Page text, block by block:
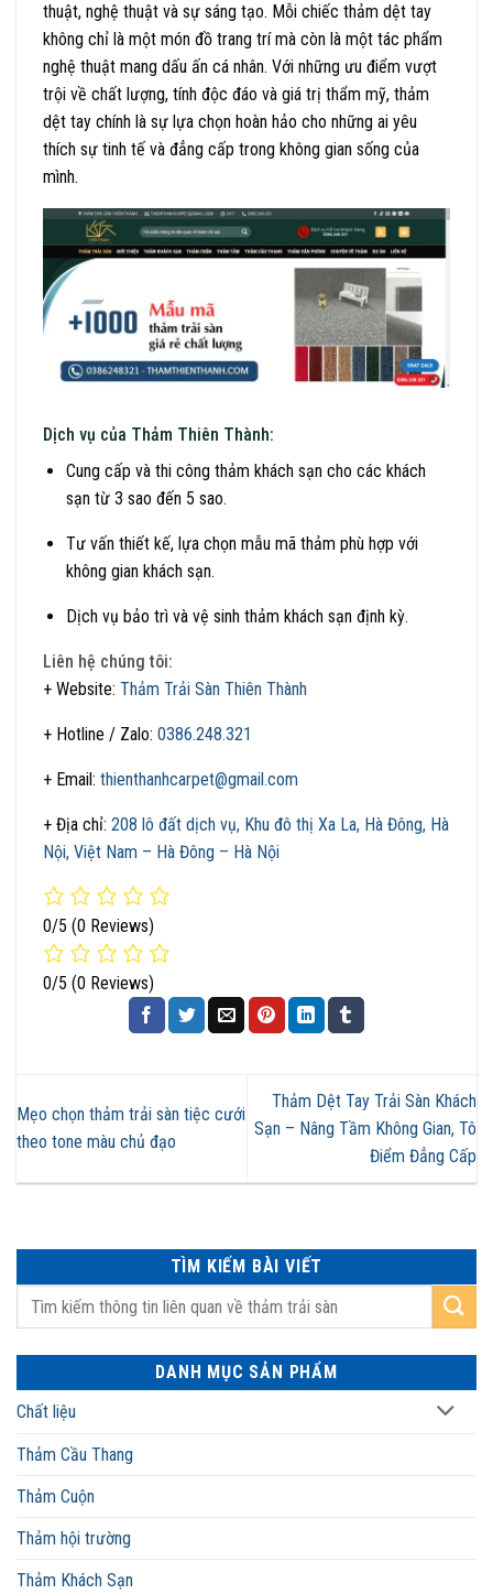
TÌM KIẾM BÀI VIẾT
DANH MỤC SẢN PHẨM
Chất liệu
Thảm Cầu Thang
Thảm Cuộn
Thảm hội trường
Thảm Khách Sạn
thuật, nghệ thuật và sự sáng tạo. Mỗi chiếc thảm dệt tay
không chỉ là một món đồ trang trí mà còn là một tác phẩm
nghệ thuật mang dấu ấn cá nhân. Với những ưu điểm vượt
trội về chất lượng, tính độc đáo và giá trị thẩm mỹ, thảm
dệt tay chính là sự lựa chọn hoàn hảo cho những ai yêu
thích sự tinh tế và đẳng cấp trong không gian sống của
mình.
Dịch vụ của Thảm Thiên Thành:
Cung cấp và thi công thảm khách sạn cho các khách
sạn từ 3 sao đến 5 sao.
Tư vấn thiết kế, lựa chọn mẫu mã thảm phù hợp với
không gian khách sạn.
Dịch vụ bảo trì và vệ sinh thảm khách sạn định kỳ.
Liên hệ chúng tôi:
+ Website: Thảm Trải Sàn Thiên Thành
+ Hotline / Zalo: 0386.248.321
+ Email: thienthanhcarpet@gmail.com
+ Địa chỉ: 208 lô đất dịch vụ, Khu đô thị Xa La, Hà Đông, Hà
Nội, Việt Nam – Hà Đông – Hà Nội
0/5 (0 Reviews)
0/5 (0 Reviews)
Mẹo chọn thảm trải sàn tiệc cưới
theo tone màu chủ đạo
Thảm Dệt Tay Trải Sàn Khách
Sạn – Nâng Tầm Không Gian, Tô
Điểm Đẳng Cấp